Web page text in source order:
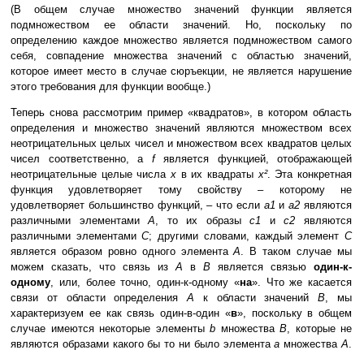
(В общем случае множество значений функции является
подмножеством ее области значений. Но, поскольку по
определению каждое множество является подмножеством самого
себя, совпадение множества значений с областью значений,
которое имеет место в случае сюръекции, не является нарушение
этого требования для функции вообще.)
Теперь снова рассмотрим пример «квадратов», в котором область
определения и множество значений являются множеством всех
неотрицательных целых чисел и множеством всех квадратов целых
чисел соответственно, а f является функцией, отображающей
неотрицательные целые числаx в их квадратыx². Эта конкретная
функция удовлетворяет тому свойству – которому не
удовлетворяет большинство функций, – что если a1иa2являются
различными элементамиA, то их образыc1 иc2являются
различными элементамиC; другими словами, каждый элементC
является образом ровно одного элементаA. В таком случае мы
можем сказать, что связь изA в B является связью один-к-
одному, или, более точно, один-к-одному «на». Что же касается
связи от области определенияA к области значенийB, мы
характеризуем ее как связь один-в-один «в», поскольку в общем
случае имеются некоторые элементы b множества B, которые не
являются образами какого бы то ни было элементаa множестваA.